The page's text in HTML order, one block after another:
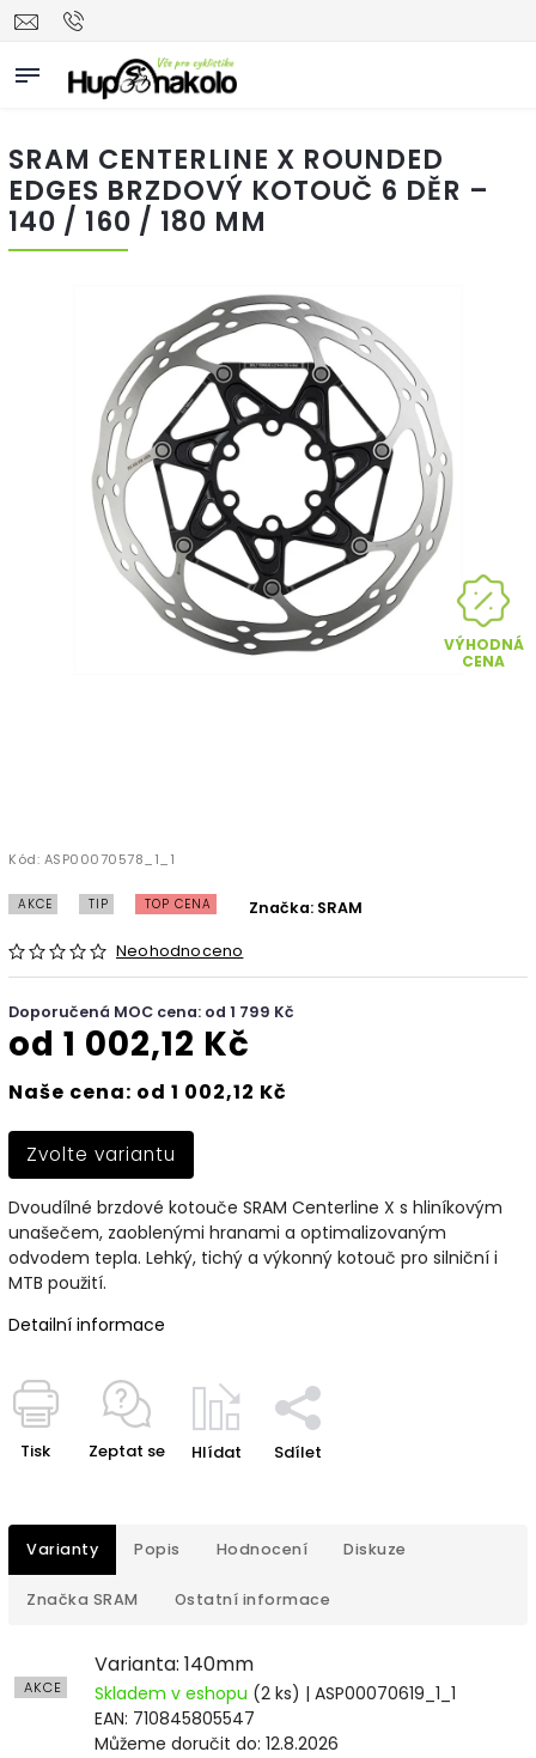
SRAM CENTERLINE X ROUNDED
EDGES BRZDOVÝ KOTOUČ 6 DĚR –
140 / 160 / 180 MM
VÝHODNÁ
CENA
Kód: ASP00070578_1_1
AKCE TIP TOP CENA
Neohodnoceno
Značka: SRAM
Doporučená MOC cena: od 1 799 Kč
od 1 002,12 Kč
Naše cena: od 1 002,12 Kč
Zvolte variantu
Dvoudílné brzdové kotouče SRAM Centerline X s hliníkovým
unašečem, zaoblenými hranami a optimalizovaným
odvodem tepla. Lehký, tichý a výkonný kotouč pro silniční i
MTB použití.
Detailní informace
Tisk Zeptat se Hlídat Sdílet
Varianty Popis Hodnocení Diskuze
Značka SRAM Ostatní informace
AKCE
Varianta: 140mm
Skladem v eshopu (2 ks) | ASP00070619_1_1
EAN: 710845805547
Můžeme doručit do: 12.8.2026